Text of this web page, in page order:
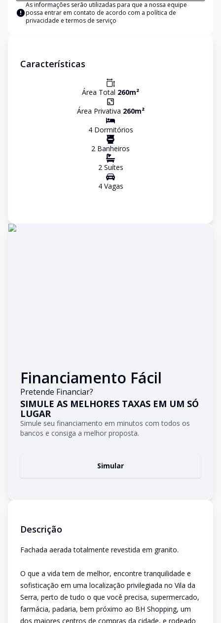
As informações serão utilizadas para que a nossa equipe
possa entrar em contato de acordo com a política de
privacidade e termos de serviço
Características
Área Total 260m²
Área Privativa 260m²
4Dormitórios
2 Banheiros
2Suítes
4Vagas
Financiamento Fácil
Pretende Financiar?
SIMULE AS MELHORES TAXAS EM UM SÓ
LUGAR
Simule seu financiamento em minutos com todos os
bancos e consiga a melhor proposta.
Simular
Descrição
Fachada aerada totalmente revestida em granito.
O que a vida tem de melhor, encontre tranquilidade e
sofisticação em uma localização privilegiada no Vila da
Serra, perto de tudo o que você precisa, supermercado,
farmácia, padaria, bem próximo ao BH Shopping, um
dos maiores centros de compras da cidade, e rodeado